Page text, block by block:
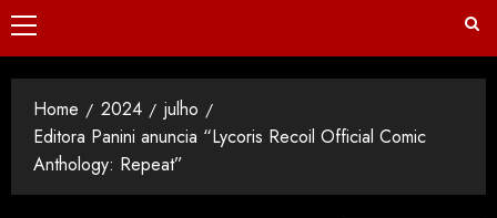
Home 2024
julho
Editora Panini anuncia “Lycoris Recoil Official Comic
Anthology: Repeat”